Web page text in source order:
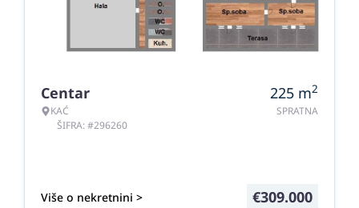
Centar
KAĆ
ŠIFRA: #296260
225 m2
SPRATNA
Više o nekretnini > €309.000